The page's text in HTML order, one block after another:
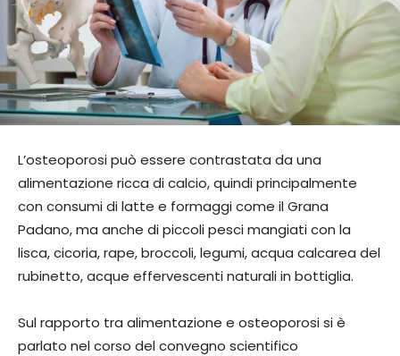
L’osteoporosi può essere contrastata da una
alimentazione ricca di calcio, quindi principalmente
con consumi di latte e formaggi come il Grana
Padano, ma anche di piccoli pesci mangiati con la
lisca, cicoria, rape, broccoli, legumi, acqua calcarea del
rubinetto, acque effervescenti naturali in bottiglia.
Sul rapporto tra alimentazione e osteoporosi si è
parlato nel corso del convegno scientifico